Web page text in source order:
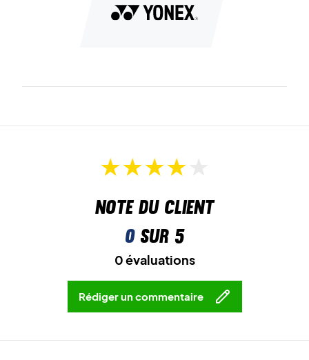
Note du client
0sur 5
0 évaluations
Rédiger un commentaire